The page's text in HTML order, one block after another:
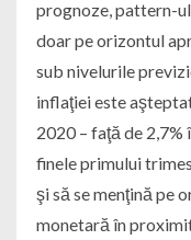
prognoze, pattern-
doar pe orizontul
sub nivelurile
inflaţiei este
2020 – faţă de 2,7%
finele primului
şi să se menţină pe
monetară în